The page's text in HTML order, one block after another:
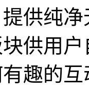
供纯
供用
趣的